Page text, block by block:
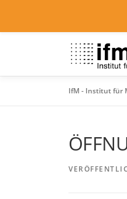
IfM - Institut für